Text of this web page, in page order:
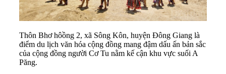
Thôn Bhơ hôồng 2, xã Sông Kôn, huyện Đông Giang là
điểm du lịch văn hóa cộng đồng mang đậm dấu ấn bản sắc
của cộng đồng người Cơ Tu nằm kế cận khu vực suối A
Păng.